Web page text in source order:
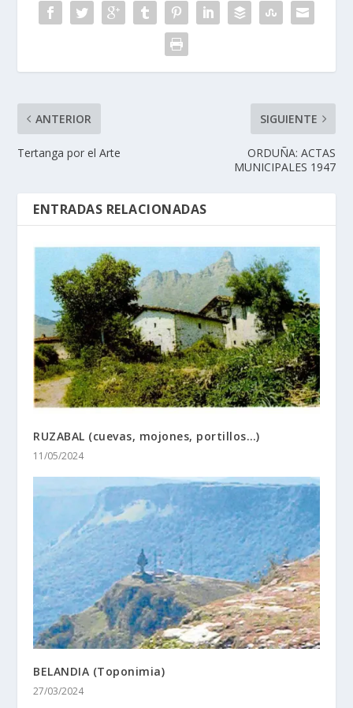
ANTERIOR
Tertanga por el Arte
SIGUIENTE
ORDUÑA: ACTAS
MUNICIPALES 1947
ENTRADAS RELACIONADAS
RUZABAL (cuevas, mojones, portillos…)
11/05/2024
BELANDIA (Toponimia)
27/03/2024